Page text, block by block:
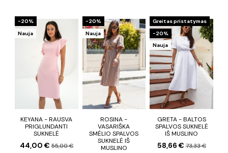
−20%
Nauja
KEYANA - RAUSVA
PRIGLUNDANTI
SUKNELĖ
44,00 €55,00 €
−20%
Nauja
ROSINA -
VASARIŠKA
SMĖLIO SPALVOS
SUKNELĖ IŠ
MUSLINO
Greitas pristatymas
−20%
Nauja
GRETA - BALTOS
SPALVOS SUKNELĖ
IŠ MUSLINO
58,66 €73,33 €